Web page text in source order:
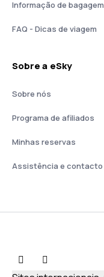
Informação de bagagem
FAQ - Dicas de viagem
Sobre a eSky
Sobre nós
Programa de afiliados
Minhas reservas
Assistência e contacto